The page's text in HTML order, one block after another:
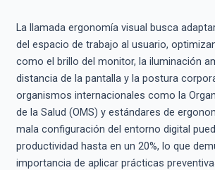
La llamada ergonomía visual busca
del espacio de trabajo al usuario,
como el brillo del monitor, la iluminación
distancia de la pantalla y la postura
organismos internacionales como la
de la Salud (OMS) y estándares de
mala configuración del entorno digital
productividad hasta en un 20%, lo que
importancia de aplicar prácticas